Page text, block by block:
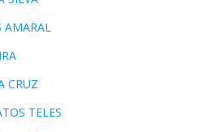
AMARAL
CRUZ
TELES